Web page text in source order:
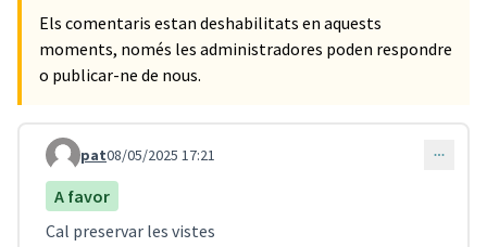
Els comentaris estan deshabilitats en aquests
moments, només les administradores poden respondre
o publicar-ne de nous.
Comentari 5053
pat08/05/2025 17:21
A favor
Cal preservar les vistes